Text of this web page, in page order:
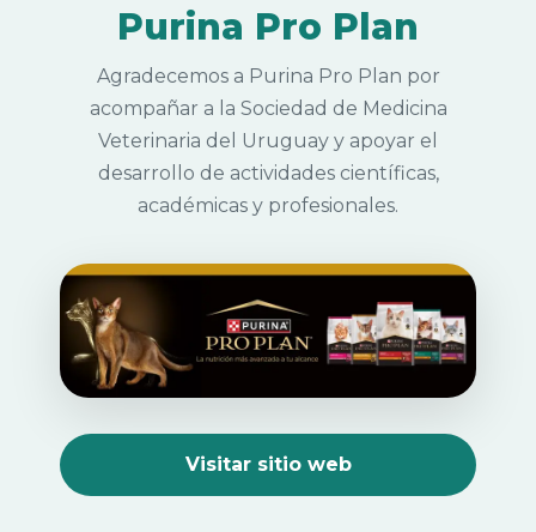
Purina Pro Plan
Agradecemos a Purina Pro Plan por
acompañar a la Sociedad de Medicina
Veterinaria del Uruguay y apoyar el
desarrollo de actividades científicas,
académicas y profesionales.
Visitar sitio web